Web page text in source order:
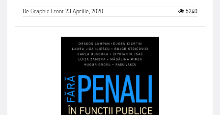
DeGraphic Front23 Aprilie, 2020 5240